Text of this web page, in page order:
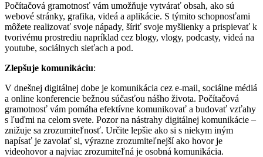
Počítačová gramotnosť vám umožňuje vytvárať obsah, ako sú
webové stránky, grafika, videá a aplikácie. S týmito schopnosťami
môžete realizovať svoje nápady, šíriť svoje myšlienky a prispievať k
tvorivému prostrediu napríklad cez blogy, vlogy, podcasty, videá na
youtube, sociálnych sieťach a pod.
Zlepšuje komunikáciu:
V dnešnej digitálnej dobe je komunikácia cez e-mail, sociálne médiá
a online konferencie bežnou súčasťou nášho života. Počítačová
gramotnosť vám pomáha efektívne komunikovať a budovať vzťahy
s ľuďmi na celom svete. Pozor na nástrahy digitálnej komunikácie –
znižuje sa zrozumiteľnosť. Určite lepšie ako si s niekym iným
napísať je zavolať si, výrazne zrozumiteľnejší ako hovor je
videohovor a najviac zrozumiteľná je osobná komunikácia.